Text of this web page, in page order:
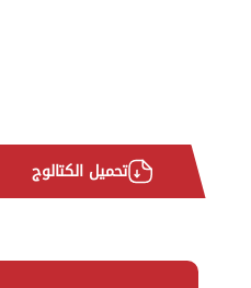
تحميل الكتالوج